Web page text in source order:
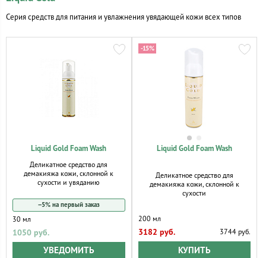
Серия средств для питания и увлажнения увядающей кожи всех типов
Liquid Gold Foam Wash
Деликатное средство для
демакияжа кожи, склонной к
сухости и увяданию
−5% на первый заказ
30 мл
1050 руб.
УВЕДОМИТЬ
Liquid Gold Foam Wash
Деликатное средство для
демакияжа кожи, склонной к
сухости
-15%
200 мл
3182 руб. 3744 руб.
КУПИТЬ